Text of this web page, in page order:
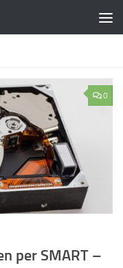
0
per SMART –